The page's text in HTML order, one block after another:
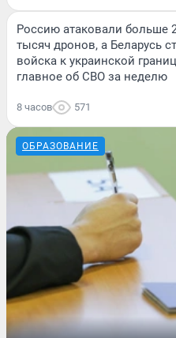
Россию атаковали больше
тысяч дронов, а Беларусь
войска к украинской
главное об СВО за неделю
8 часов 571
ОБРАЗОВАНИЕ